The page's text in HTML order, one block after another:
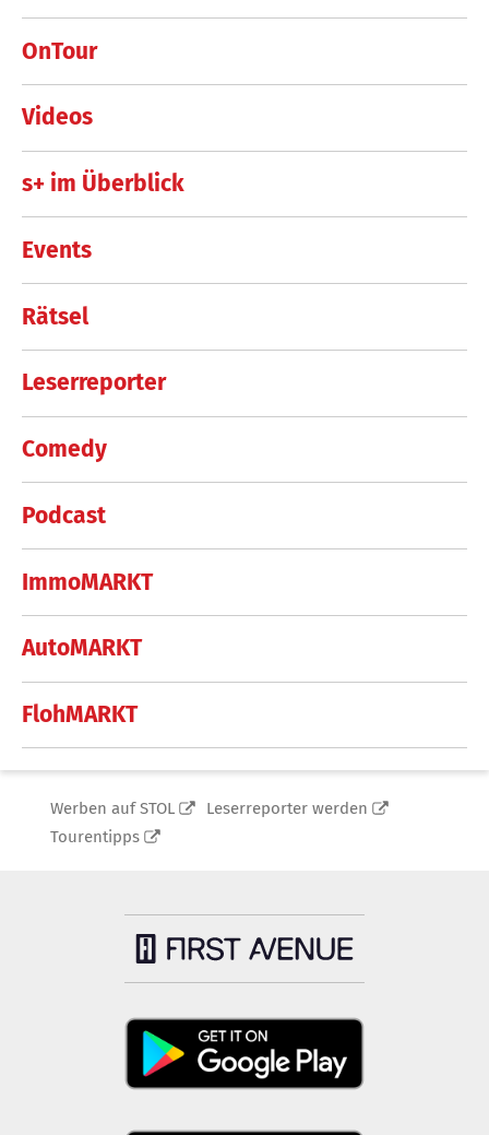
OnTour
Videos
s+ im Überblick
Events
Rätsel
Leserreporter
Comedy
Podcast
ImmoMARKT
AutoMARKT
FlohMARKT
Werben auf STOL
Leserreporter werden
Tourentipps